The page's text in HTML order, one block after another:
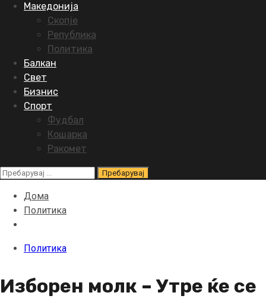
Македонија
Скопје
Република
Политика
Балкан
Свет
Бизнис
Спорт
Фудбал
Кошарка
Ракомет
Пребарувај
Дома
Политика
Политика
Изборен молк – Утре ќе се